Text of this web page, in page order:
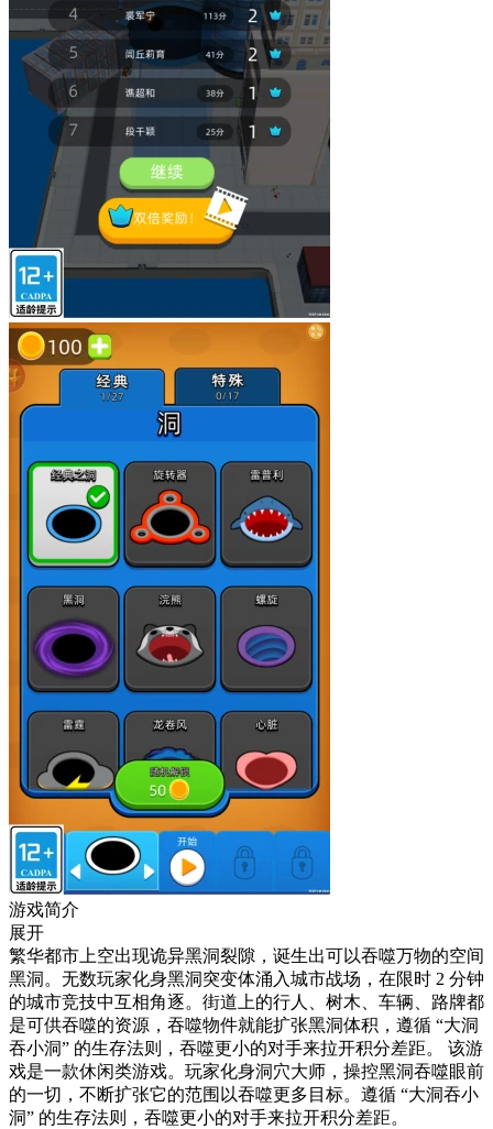
游戏简介
展开
繁华都市上空出现诡异黑洞裂隙，诞生出可以吞噬万物的空间
黑洞。无数玩家化身黑洞突变体涌入城市战场，在限时 2 分钟
的城市竞技中互相角逐。街道上的行人、树木、车辆、路牌都
是可供吞噬的资源，吞噬物件就能扩张黑洞体积，遵循 “大洞
吞小洞” 的生存法则，吞噬更小的对手来拉开积分差距。 该游
戏是一款休闲类游戏。玩家化身洞穴大师，操控黑洞吞噬眼前
的一切，不断扩张它的范围以吞噬更多目标。遵循 “大洞吞小
洞” 的生存法则，吞噬更小的对手来拉开积分差距。